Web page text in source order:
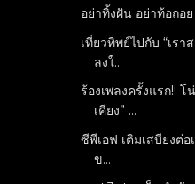
อย่าทิ้งฝัน อย่าท้อถอ
เที่ยวทิพย์ไปกับ “เร
ลงใ...
ร้องเพลงครั้งแรก!!
เคียง” ...
ซีพีเอฟ เติมเสบียงต่
ข...